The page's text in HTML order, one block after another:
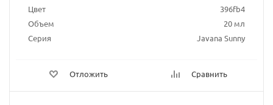
Цвет
396fb4
Объем
20 мл
Серия
Javana Sunny
Отложить Сравнить